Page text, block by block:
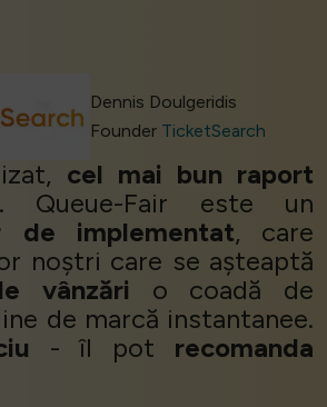
Dennis Doulgeridis
Founder TicketSearch
cel mai bun raport
. Queue-Fair este un
de implementat, care
noștri care se așteaptă
vânzări o coadă de
de marcă instantanee.
- îl pot recomanda